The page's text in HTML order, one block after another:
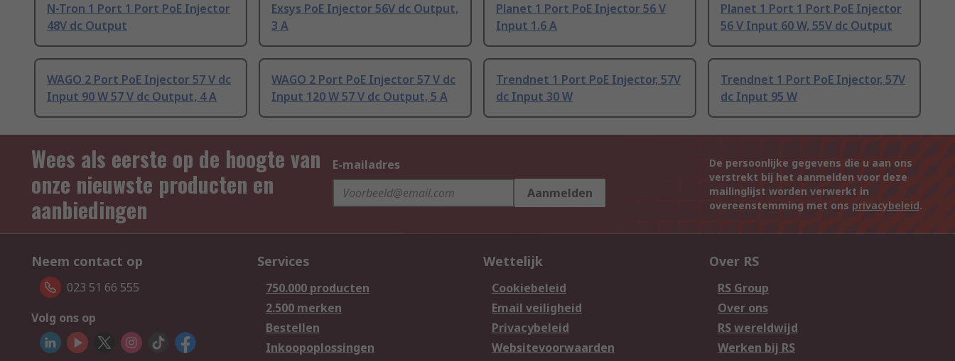
N-Tron 1 Port 1 Port PoE Injector
48V dc Output
Exsys PoE Injector 56V dc Output,
3 A
Planet 1 Port PoE Injector 56 V
Input 1.6 A
Planet 1 Port 1 Port PoE Injector
56 V Input 60 W, 55V dc Output
WAGO 2 Port PoE Injector 57 V dc
Input 90 W 57 V dc Output, 4 A
WAGO 2 Port PoE Injector 57 V dc
Input 120 W 57 V dc Output, 5 A
Trendnet 1 Port PoE Injector, 57V
dc Input 30 W
Trendnet 1 Port PoE Injector, 57V
dc Input 95 W
Wees als eerste op de hoogte van
onze nieuwste producten en
aanbiedingen
E-mailadres
Aanmelden
De persoonlijke gegevens die u aan ons
verstrekt bij het aanmelden voor deze
mailinglijst worden verwerkt in
overeenstemming met ons privacybeleid.
Neem contact op
023 51 66 555
Volg ons op
Services
750.000 producten
2.500 merken
Bestellen
Inkoopoplossingen
Wettelijk
Cookiebeleid
Email veiligheid
Privacybeleid
Websitevoorwaarden
Over RS
RS Group
Over ons
RS wereldwijd
Werken bij RS